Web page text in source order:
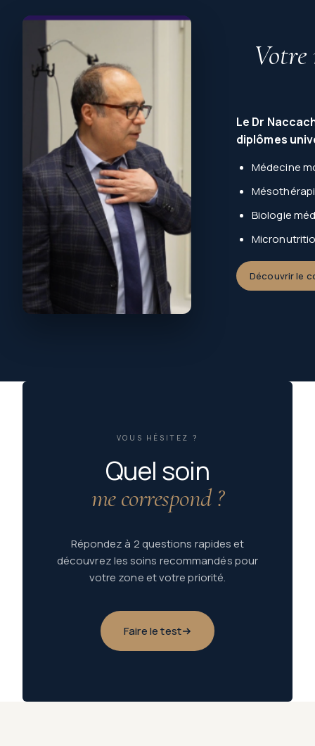
Votre
Le Dr
diplômes
Médecine
Biologie
Découvrir le
VOUS HÉSITEZ ?
Quel soin
me correspond ?
Répondez à 2 questions rapides et
découvrez les soins recommandés pour
votre zone et votre priorité.
Faire le test